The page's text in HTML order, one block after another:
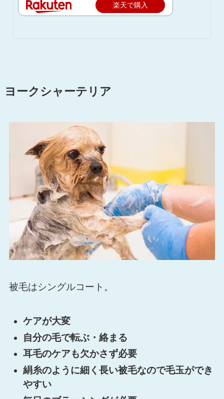
楽天で購入
ヨークシャーテリア
被毛はシングルコート。
ケアが大変
自分の毛で転ぶ・絡まる
耳毛のケアも欠かさず必要
絹糸のように細く長い被毛なので毛玉ができ
やすい